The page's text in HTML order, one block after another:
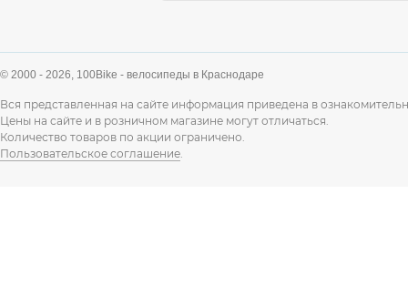
© 2000 - 2026, 100Bike - велосипеды в Краснодаре
Вся представленная на сайте информация приведена в
Цены на сайте и в розничном магазине могут отличаться.
Количество товаров по акции ограничено.
Пользовательское соглашение.